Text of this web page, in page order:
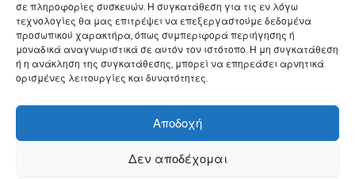
σε πληροφορίες συσκευών. Η συγκατάθεση για τις εν λόγω
τεχνολογίες θα μας επιτρέψει να επεξεργαστούμε δεδομένα
προσωπικού χαρακτήρα, όπως συμπεριφορά περιήγησης ή
μοναδικά αναγνωριστικά σε αυτόν τον ιστότοπο. Η μη συγκατάθεση
ή η ανάκληση της συγκατάθεσης, μπορεί να επηρεάσει αρνητικά
ορισμένες λειτουργίες και δυνατότητες.
Αποδοχή
Δεν αποδέχομαι
«Η μουσική ξεπλένει απ’ την ψυχή τη
σκόνη της καθημερινότητας»
- Berthold Auerbach (Γερμανο-Εβραίος
ποιητής & συγγραφέας)